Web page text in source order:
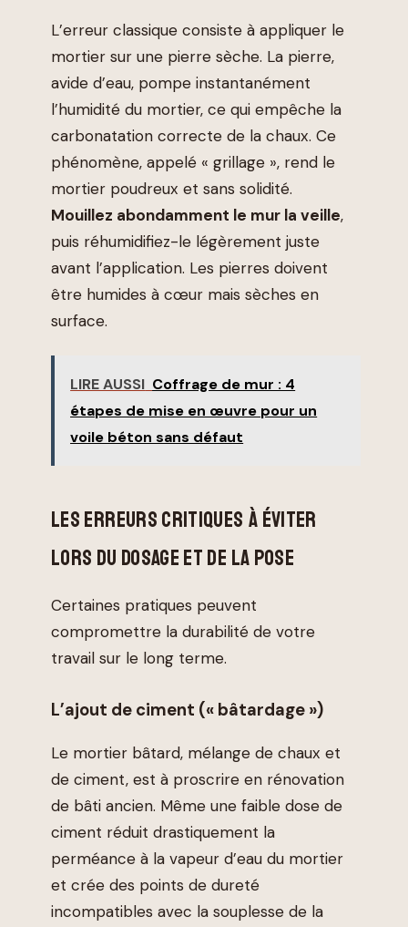
L’erreur classique consiste à appliquer le
mortier sur une pierre sèche. La pierre,
avide d’eau, pompe instantanément
l’humidité du mortier, ce qui empêche la
carbonatation correcte de la chaux. Ce
phénomène, appelé « grillage », rend le
mortier poudreux et sans solidité.
Mouillez abondamment le mur la veille,
puis réhumidifiez-le légèrement juste
avant l’application. Les pierres doivent
être humides à cœur mais sèches en
surface.
LIRE AUSSI Coffrage de mur : 4
étapes de mise en œuvre pour un
voile béton sans défaut
LES ERREURS CRITIQUES À ÉVITER
LORS DU DOSAGE ET DE LA POSE
Certaines pratiques peuvent
compromettre la durabilité de votre
travail sur le long terme.
L’ajout de ciment (« bâtardage »)
Le mortier bâtard, mélange de chaux et
de ciment, est à proscrire en rénovation
de bâti ancien. Même une faible dose de
ciment réduit drastiquement la
perméance à la vapeur d’eau du mortier
et crée des points de dureté
incompatibles avec la souplesse de la